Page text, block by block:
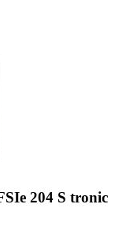
204 S tronic